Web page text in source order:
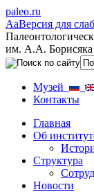
paleo.ru
AaВерсия для
им. А.А.
Музей
Контакты
Главная
Об
Структура
Новости